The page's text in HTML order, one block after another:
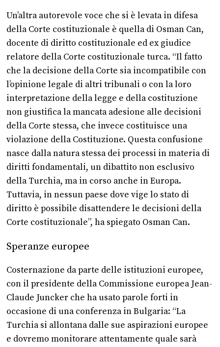
Un’altra autorevole voce che si è levata in difesa
della Corte costituzionale è quella di Osman Can,
docente di diritto costituzionale ed ex giudice
relatore della Corte costituzionale turca. “Il fatto
che la decisione della Corte sia incompatibile con
l’opinione legale di altri tribunali o con la loro
interpretazione della legge e della costituzione
non giustifica la mancata adesione alle decisioni
della Corte stessa, che invece costituisce una
violazione della Costituzione. Questa confusione
nasce dalla natura stessa dei processi in materia di
diritti fondamentali, un dibattito non esclusivo
della Turchia, ma in corso anche in Europa.
Tuttavia, in nessun paese dove vige lo stato di
diritto è possibile disattendere le decisioni della
Corte costituzionale”, ha spiegato Osman Can.
Speranze europee
Costernazione da parte delle istituzioni europee,
con il presidente della Commissione europea Jean-
Claude Juncker che ha usato parole forti in
occasione di una conferenza in Bulgaria: “La
Turchia si allontana dalle sue aspirazioni europee
e dovremo monitorare attentamente quale sarà